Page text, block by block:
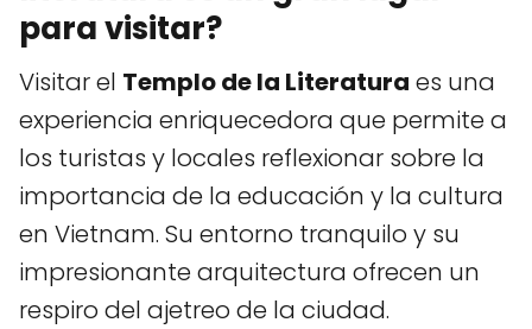
para visitar?
Visitar el Templo de la Literatura es una
experiencia enriquecedora que permite a
los turistas y locales reflexionar sobre la
importancia de la educación y la cultura
en Vietnam. Su entorno tranquilo y su
impresionante arquitectura ofrecen un
respiro del ajetreo de la ciudad.